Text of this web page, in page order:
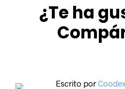
¿Te ha
Escrito por